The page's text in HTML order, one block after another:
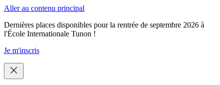
Aller au contenu principal
Dernières places disponibles pour la rentrée de septembre 2026 à
l'École Internationale Tunon !
Je m'inscris